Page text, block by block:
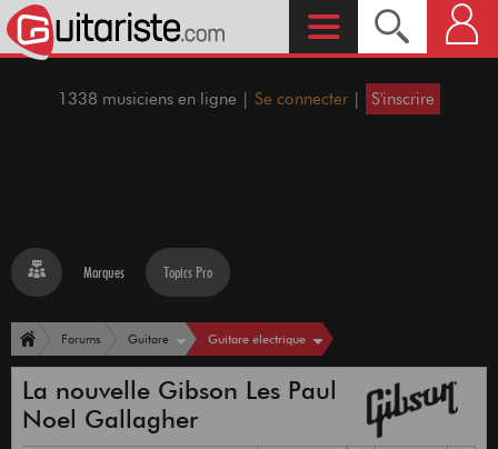
1338 musiciens en ligne | Se connecter | S'inscrire
Marques Topics Pro
Forums Guitare Guitare électrique
La nouvelle Gibson Les Paul
Noel Gallagher